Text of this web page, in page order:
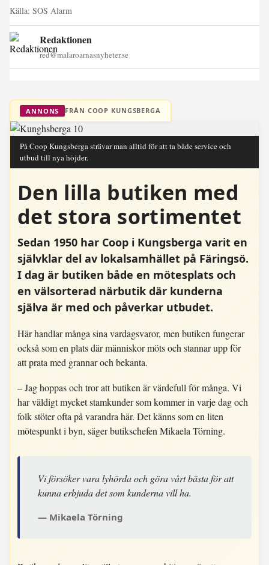
Källa: SOS Alarm
Redaktionen
red@malaroarnasnyheter.se
ANNONS FRÅN COOP KUNGSBERGA
På Coop Kungsberga strävar man alltid för att ta både service och
utbud till nya höjder.
Den lilla butiken med
det stora sortimentet
Sedan 1950 har Coop i Kungsberga varit en
självklar del av lokalsamhället på Färingsö.
I dag är butiken både en mötesplats och
en välsorterad närbutik där kunderna
själva är med och påverkar utbudet.
Här handlar många sina vardagsvaror, men butiken fungerar
också som en plats där människor möts och stannar upp för
att prata med grannar och bekanta.
– Jag hoppas och tror att butiken är värdefull för många. Vi
har väldigt mycket stamkunder som kommer in varje dag och
folk stöter ofta på varandra här. Det känns som en liten
mötespunkt i byn, säger butikschefen Mikaela Törning.
Vi försöker vara lyhörda och göra vårt bästa för att
kunna erbjuda det som kunderna vill ha.
Mikaela Törning